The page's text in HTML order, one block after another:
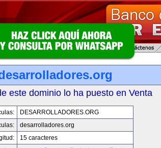
este dominio lo ha puesto en Venta
DESARROLLADORES.ORG
desarrolladores.org
15 caracteres